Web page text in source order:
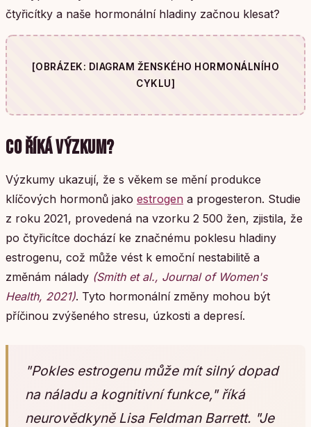
čtyřicítky a naše hormonální hladiny začnou klesat?
[OBRÁZEK: DIAGRAM ŽENSKÉHO HORMONÁLNÍHO
CYKLU]
CO ŘÍKÁ VÝZKUM?
Výzkumy ukazují, že s věkem se mění produkce
klíčových hormonů jako estrogen a progesteron. Studie
z roku 2021, provedená na vzorku 2 500 žen, zjistila, že
po čtyřicítce dochází ke značnému poklesu hladiny
estrogenu, což může vést k emoční nestabilitě a
změnám nálady (Smith et al., Journal of Women's
Health, 2021). Tyto hormonální změny mohou být
příčinou zvýšeného stresu, úzkosti a depresí.
"Pokles estrogenu může mít silný dopad
na náladu a kognitivní funkce," říká
neurovědkyně Lisa Feldman Barrett. "Je